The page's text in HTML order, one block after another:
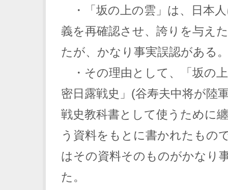
・「坂の上の雲」は、日本
義を再確認させ、誇りを与え
たが、かなり事実誤認がある
・その理由として、「坂の
密日露戦史」(谷寿夫中将が陸
戦史教科書として使うために
う資料をもとに書かれたもの
はその資料そのものがかなり
た。